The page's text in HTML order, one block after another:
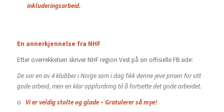
inkluderingsarbeid.
En annerkjennelse fra NHF
Etter overrekkelsen skriver NHF region Vest på sin offisielle FB side:
De var en av 4 klubber i Norge som i dag fikk denne jeve prisen for sitt
gode arbeid, men en klar oppfordring til å fortsette det gode arbeidet.
o Vi er veldig stolte og glade – Gratulerer så mye!